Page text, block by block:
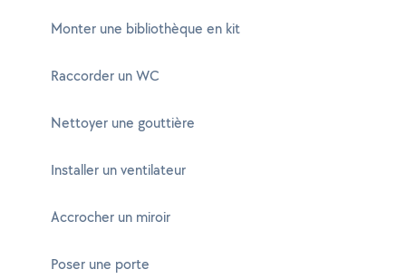
Monter une bibliothèque en kit
Raccorder un WC
Nettoyer une gouttière
Installer un ventilateur
Accrocher un miroir
Poser une porte